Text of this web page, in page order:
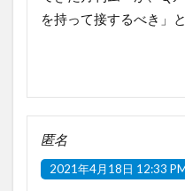
を持って接するべき」
匿名
2021年4月18日 12:33